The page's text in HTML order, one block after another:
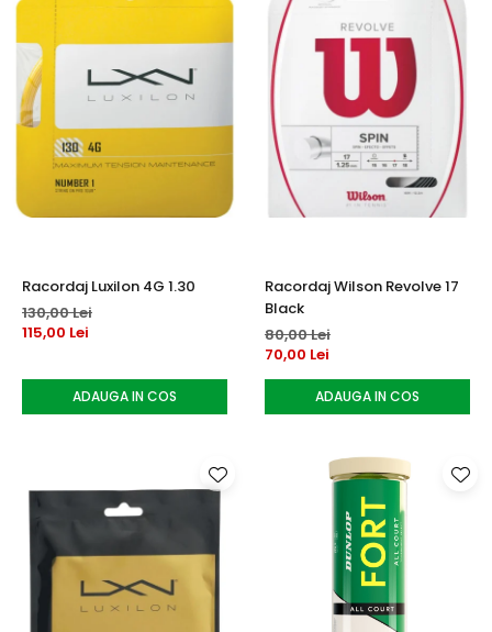
Racordaj Luxilon 4G 1.30
130,00 Lei
115,00 Lei
ADAUGA IN COS
Racordaj Wilson Revolve 17
Black
80,00 Lei
70,00 Lei
ADAUGA IN COS